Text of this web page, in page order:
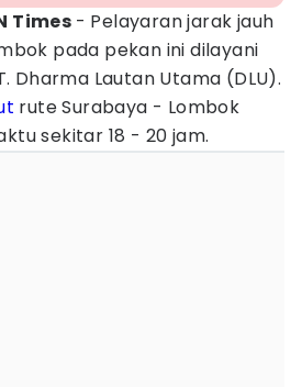
Times - Pelayaran jarak jauh
pada pekan ini dilayani
Dharma Lautan Utama (DLU).
rute Surabaya - Lombok
sekitar 18 - 20 jam.